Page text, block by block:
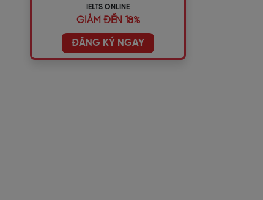
IELTS ONLINE
GIẢM ĐẾN 18%
ĐĂNG KÝ NGAY